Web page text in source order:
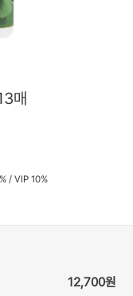
매
/ VIP 10%
12,700원